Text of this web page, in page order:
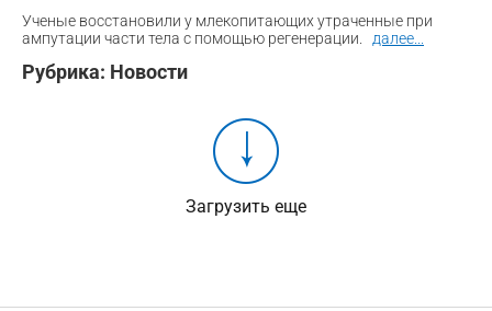
Ученые восстановили у млекопитающих утраченные при
ампутации части тела с помощью регенерации.
далее
Рубрика: Новости
Загрузить еще